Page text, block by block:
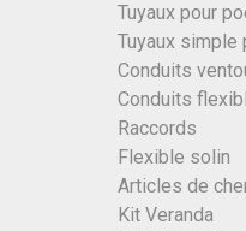
Tuyaux pour
Tuyaux simple
Conduits
Conduits
Raccords
Flexible solin
Articles de
Kit Veranda